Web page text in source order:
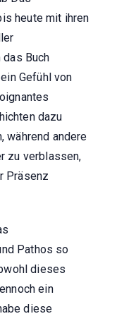
heute mit ihren
Buch
Gefühl von
dazu
während andere
zu verblassen,
Präsenz
Pathos so
dieses
ein
diese